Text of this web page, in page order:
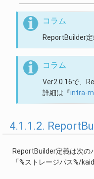
コラム
ReportBuilder
コラム
Ver2.0.16で、
詳細は『intra-
4.1.1.2.
ReportBuilder定義は次の
「%ストレージパス%/